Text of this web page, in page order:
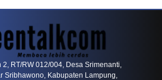
RT/RW 012/004, Desa Srimenanti,
Sribhawono, Kabupaten Lampung,